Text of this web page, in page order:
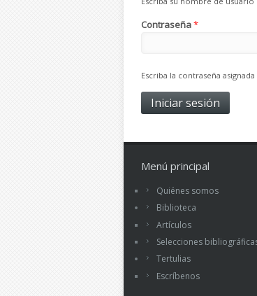
Contraseña*
Escriba la contraseña
Menú principal
Quiénes somos
Biblioteca
Artículos
Selecciones
Tertulias
Escríbenos